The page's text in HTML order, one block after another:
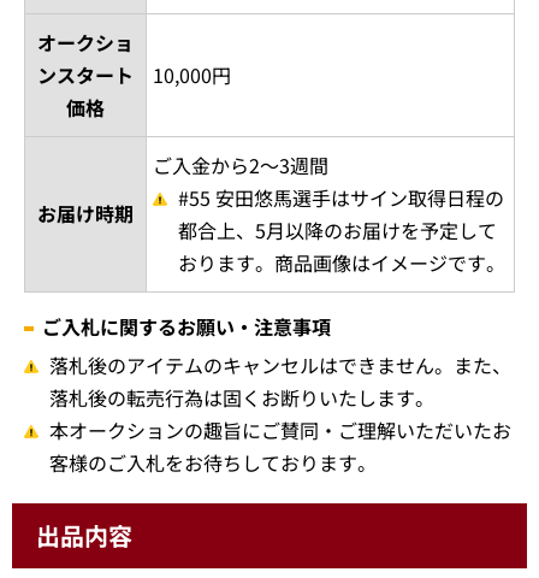
オークショ
ンスタート
価格
10,000円
お届け時期
ご入金から2～3週間
#55 安田悠馬選手はサイン取得日程の
都合上、5月以降のお届けを予定して
おります。商品画像はイメージです。
ご入札に関するお願い・注意事項
落札後のアイテムのキャンセルはできません。また、
落札後の転売行為は固くお断りいたします。
本オークションの趣旨にご賛同・ご理解いただいたお
客様のご入札をお待ちしております。
出品内容